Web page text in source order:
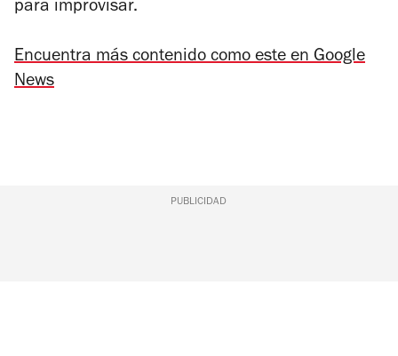
para improvisar.
Encuentra más contenido como este en Google
News
PUBLICIDAD